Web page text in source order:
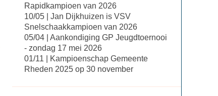
Rapidkampioen van 2026
10/05 | Jan Dijkhuizen is VSV
Snelschaakkampioen van 2026
05/04 | Aankondiging GP Jeugdtoernooi
- zondag 17 mei 2026
01/11 | Kampioenschap Gemeente
Rheden 2025 op 30 november